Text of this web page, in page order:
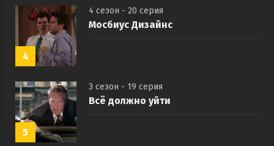
4
4 сезон - 20 серия
Мосбиус Дизайнс
5
3 сезон - 19 серия
Всё должно уйти